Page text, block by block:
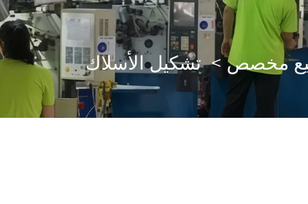
مخصص>تشكيل الأسلاك